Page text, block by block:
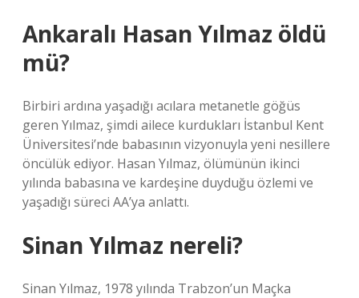
Ankaralı Hasan Yılmaz öldü
mü?
Birbiri ardına yaşadığı acılara metanetle göğüs
geren Yılmaz, şimdi ailece kurdukları İstanbul Kent
Üniversitesi’nde babasının vizyonuyla yeni nesillere
öncülük ediyor. Hasan Yılmaz, ölümünün ikinci
yılında babasına ve kardeşine duyduğu özlemi ve
yaşadığı süreci AA’ya anlattı.
Sinan Yılmaz nereli?
Sinan Yılmaz, 1978 yılında Trabzon’un Maçka